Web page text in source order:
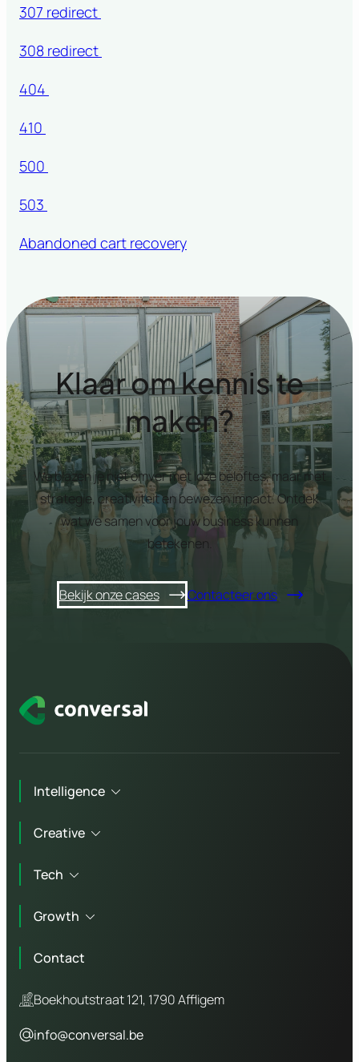
307 redirect
308 redirect
404
410
500
503
Abandoned cart recovery
Klaar om kennis te
maken?
We blazen je niet omver met loze beloftes, maar met
strategie, creativiteit en bewezen impact. Ontdek
wat we samen voor jouw business kunnen
betekenen.
Bekijk onze cases Contacteer ons
Intelligence
Technisch advies
Marketing advies
Workshops
Creative
Branding
Copywriting
Bedrijfsfotografie
Video agency
Tech
Website laten maken
Webshop laten maken
WordPress website
Laravel website
Growth
Online marketing
SEO
GEO
Contact
Boekhoutstraat 121, 1790 Affligem
info@conversal.be